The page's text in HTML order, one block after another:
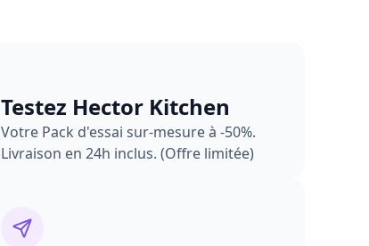
Testez Hector Kitchen
Votre Pack d'essai sur-mesure à -50%.
Livraison en 24h inclus. (Offre limitée)